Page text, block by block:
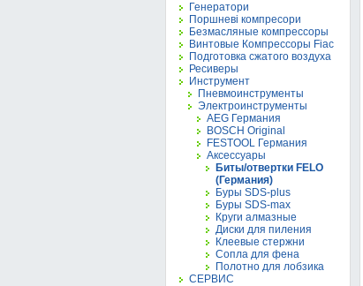
Генератори
Поршневі компресори
Безмасляные компрессоры
Винтовые Компрессоры Fiac
Подготовка сжатого воздуха
Ресиверы
Инструмент
Пневмоинструменты
Электроинструменты
AEG Германия
BOSCH Original
FESTOOL Германия
Аксессуары
Биты/отвертки FELO
(Германия)
Буры SDS-plus
Буры SDS-max
Круги алмазные
Диски для пиления
Клеевые стержни
Сопла для фена
Полотно для лобзика
СЕРВИС